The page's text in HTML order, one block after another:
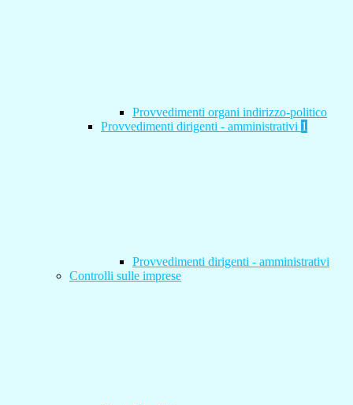
Provvedimenti organi indirizzo-politico
Provvedimenti dirigenti - amministrativi 1
Provvedimenti dirigenti - amministrativi
Controlli sulle imprese